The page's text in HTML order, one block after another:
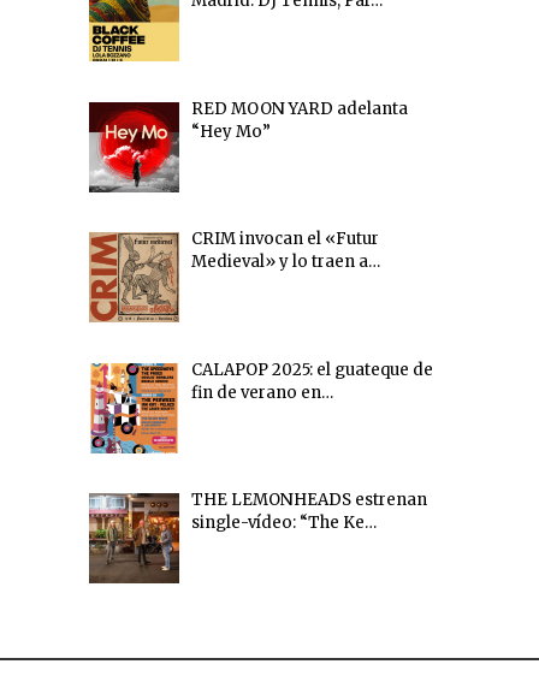
RED MOON YARD adelanta
“Hey Mo”
CRIM invocan el «Futur
Medieval» y lo traen a…
CALAPOP 2025: el guateque de
fin de verano en…
THE LEMONHEADS estrenan
single-vídeo: “The Ke…